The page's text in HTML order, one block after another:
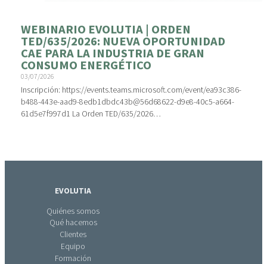
WEBINARIO EVOLUTIA | ORDEN
TED/635/2026: NUEVA OPORTUNIDAD
CAE PARA LA INDUSTRIA DE GRAN
CONSUMO ENERGÉTICO
03/07/2026
Inscripción: https://events.teams.microsoft.com/event/ea93c386-
b488-443e-aad9-8edb1dbdc43b@56d68622-d9e8-40c5-a664-
61d5e7f997d1 La Orden TED/635/2026…
EVOLUTIA
Quiénes somos
Qué hacemos
Clientes
Equipo
Formación